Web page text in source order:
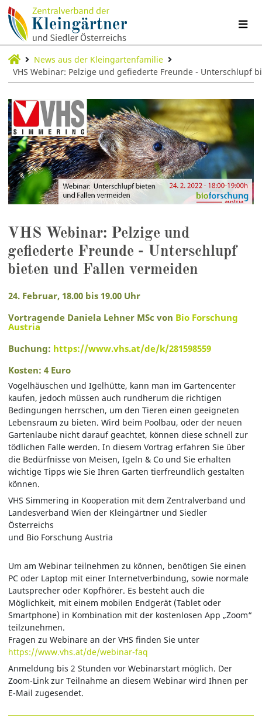
News aus der Kleingartenfamilie
VHS Webinar: Pelzige und gefiederte Freunde - Unterschlupf
VHS Webinar: Pelzige und
gefiederte Freunde - Unterschlupf
bieten und Fallen vermeiden
24. Februar, 18.00 bis 19.00 Uhr
Vortragende Daniela Lehner MSc von Bio Forschung
Austria
Buchung: https://www.vhs.at/de/k/281598559
Kosten: 4 Euro
Vogelhäuschen und Igelhütte, kann man im Gartencenter
kaufen, jedoch müssen auch rundherum die richtigen
Bedingungen herrschen, um den Tieren einen geeigneten
Lebensraum zu bieten. Wird beim Poolbau, oder der neuen
Gartenlaube nicht darauf geachtet, können diese schnell zur
tödlichen Falle werden. In diesem Vortrag erfahren Sie über
die Bedürfnisse von Meisen, Igeln & Co und Sie erhalten
wichtige Tipps wie Sie Ihren Garten tierfreundlich gestalten
können.
VHS Simmering in Kooperation mit dem Zentralverband und
Landesverband Wien der Kleingärtner und Siedler
Österreichs
und Bio Forschung Austria
Um am Webinar teilnehmen zu können, benötigen Sie einen
PC oder Laptop mit einer Internetverbindung, sowie normale
Lautsprecher oder Kopfhörer. Es besteht auch die
Möglichkeit, mit einem mobilen Endgerät (Tablet oder
Smartphone) in Kombination mit der kostenlosen App „Zoom“
teilzunehmen.
Fragen zu Webinare an der VHS finden Sie unter
https://www.vhs.at/de/webinar-faq
Anmeldung bis 2 Stunden vor Webinarstart möglich. Der
Zoom-Link zur Teilnahme an diesem Webinar wird Ihnen per
E-Mail zugesendet.